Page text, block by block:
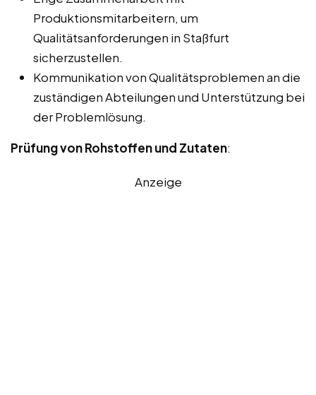
Produktionsmitarbeitern, um
Qualitätsanforderungen in Staßfurt
sicherzustellen.
Kommunikation von Qualitätsproblemen an die
zuständigen Abteilungen und Unterstützung bei
der Problemlösung.
Prüfung von Rohstoffen und Zutaten:
Anzeige